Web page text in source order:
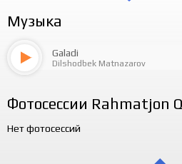
Музыка
Galadi
Dilshodbek Matnazarov
Фотосессии Rahmatjon
Нет фотосессий